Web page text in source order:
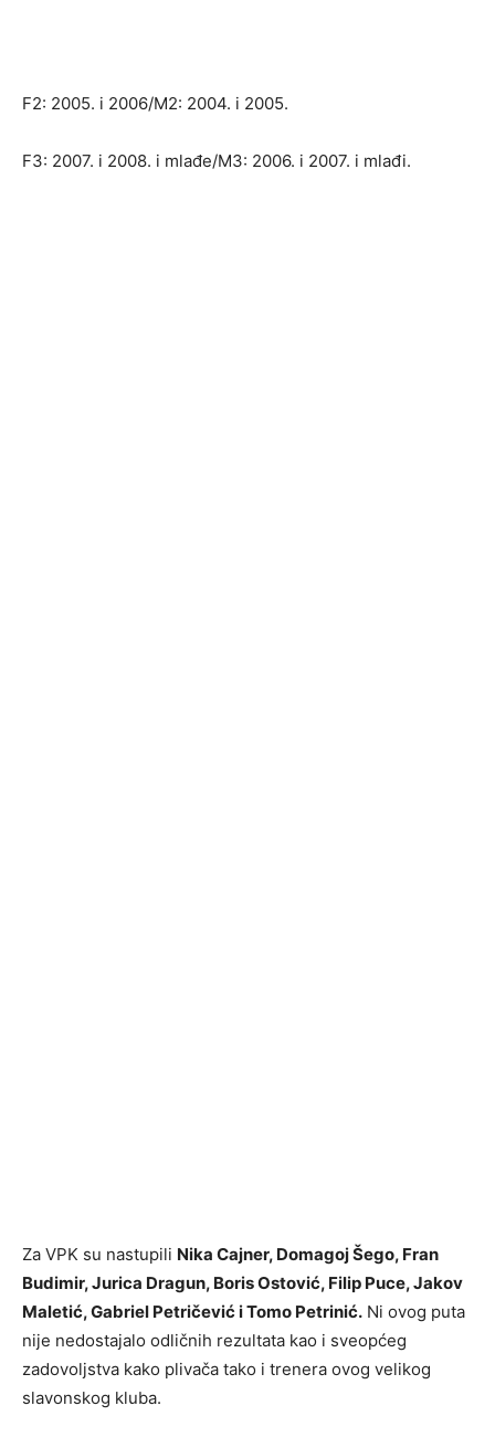
F2: 2005. i 2006/M2: 2004. i 2005.
F3: 2007. i 2008. i mlađe/M3: 2006. i 2007. i mlađi.
Za VPK su nastupili Nika Cajner, Domagoj Šego, Fran
Budimir, Jurica Dragun, Boris Ostović, Filip Puce, Jakov
Maletić, Gabriel Petričević i Tomo Petrinić. Ni ovog puta
nije nedostajalo odličnih rezultata kao i sveopćeg
zadovoljstva kako plivača tako i trenera ovog velikog
slavonskog kluba.